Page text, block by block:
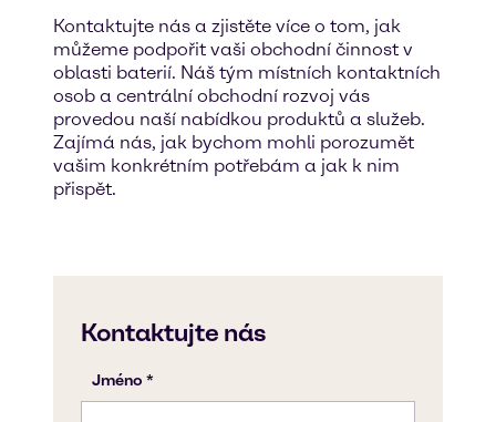
Kontaktujte nás a zjistěte více o tom, jak
můžeme podpořit vaši obchodní činnost v
oblasti baterií. Náš tým místních kontaktních
osob a centrální obchodní rozvoj vás
provedou naší nabídkou produktů a služeb.
Zajímá nás, jak bychom mohli porozumět
vašim konkrétním potřebám a jak k nim
přispět.